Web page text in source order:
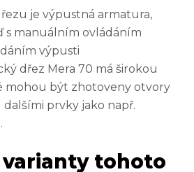
je výpustná armatura,
s manuálním ovládáním
výpusti
dřez Mera 70 má širokou
mohou být zhotoveny otvory
prvky jako např.
varianty tohoto